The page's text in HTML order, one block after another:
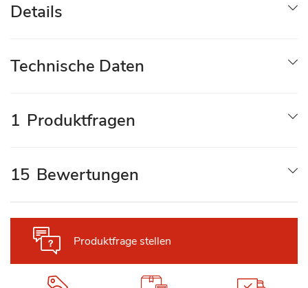
Produktfrage stellen
Details
Technische Daten
1 Produktfragen
15 Bewertungen